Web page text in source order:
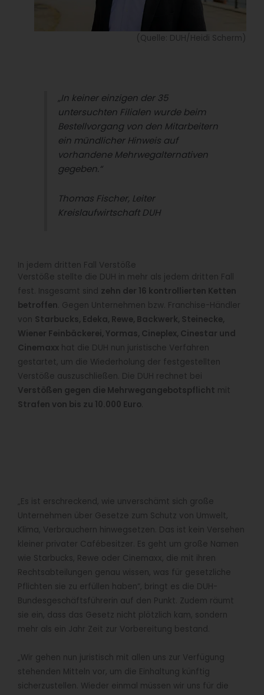
(Quelle: DUH/Heidi Scherm)
„In keiner einzigen der 35
untersuchten Filialen wurde beim
Bestellvorgang von den Mitarbeitern
ein mündlicher Hinweis auf
vorhandene Mehrwegalternativen
gegeben.“
Thomas Fischer, Leiter
Kreislaufwirtschaft DUH
In jedem dritten Fall Verstöße
Verstöße stellte die DUH in mehr als jedem dritten Fall
fest. Insgesamt sind zehn der 16 kontrollierten Ketten
betroffen . Gegen Unternehmen bzw. Franchise-Händler
von Starbucks, Edeka, Rewe, Backwerk, Steinecke,
Wiener Feinbäckerei, Yormas, Cineplex, Cinestar und
Cinemaxx hat die DUH nun juristische Verfahren
gestartet, um die Wiederholung der festgestellten
Verstöße auszuschließen. Die DUH rechnet bei
Verstößen gegen die Mehrwegangebotspflicht mit
Strafen von bis zu 10.000 Euro
„Es ist erschreckend, wie unverschämt sich große
Unternehmen über Gesetze zum Schutz von Umwelt,
Klima, Verbrauchern hinwegsetzen. Das ist kein Versehen
kleiner privater Cafébesitzer. Es geht um große Namen
wie Starbucks, Rewe oder Cinemaxx, die mit ihren
Rechtsabteilungen genau wissen, was für gesetzliche
Pflichten sie zu erfüllen haben“, bringt es die DUH-
Bundesgeschäftsführerin auf den Punkt. Zudem räumt
sie ein, dass das Gesetz nicht plötzlich kam, sondern
mehr als ein Jahr Zeit zur Vorbereitung bestand.
„Wir gehen nun juristisch mit allen uns zur Verfügung
stehenden Mitteln vor, um die Einhaltung künftig
sicherzustellen. Wieder einmal müssen wir uns für die